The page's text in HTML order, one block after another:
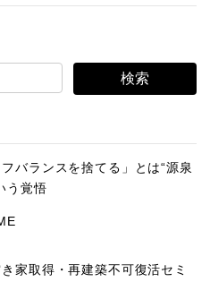
フバランスを捨てる」とは“源泉
う覚悟
家取得・再建築不可復活セミ